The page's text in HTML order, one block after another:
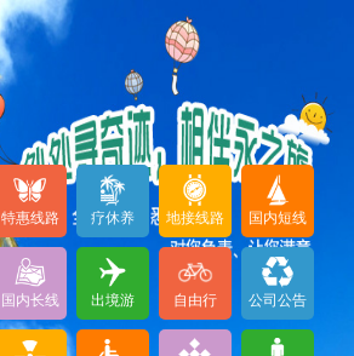
特惠线路 疗休养 地接线路 国内短线
国内长线 出境游 自由行 公司公告